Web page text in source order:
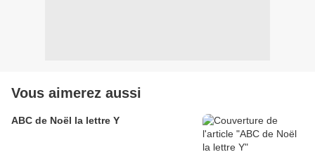
Vous aimerez aussi
ABC de Noël la lettre Y